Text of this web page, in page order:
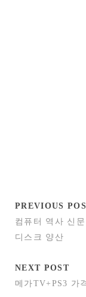
PREVIOUS
컴퓨터 역사 신
디스크 양산
NEXT POST
메가TV+PS3 가